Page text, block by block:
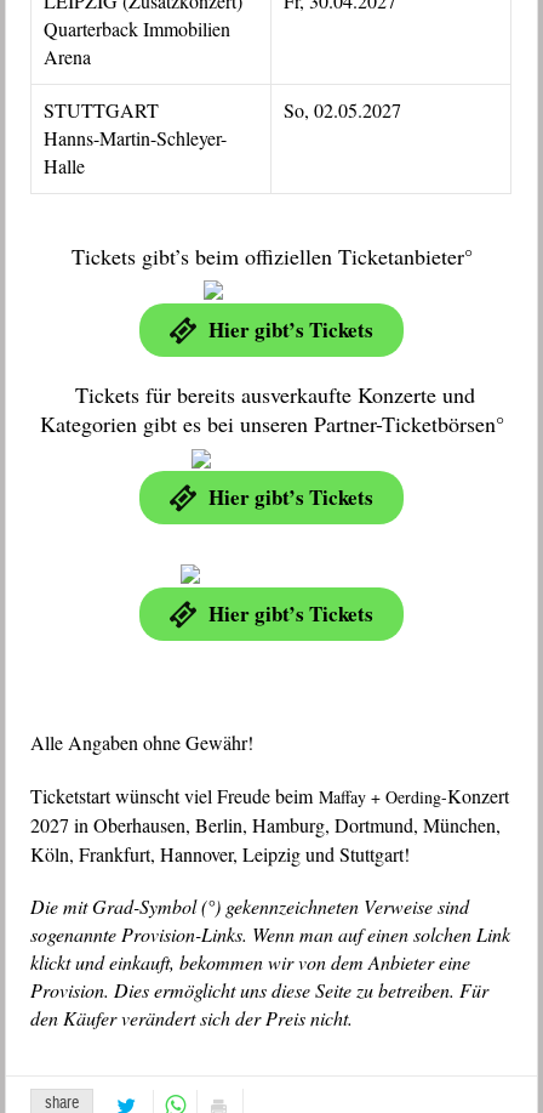
Quarterback Immobilien
Arena
STUTTGART
Hanns-Martin-Schleyer-
Halle
So, 02.05.2027
Tickets gibt’s beim offiziellen Ticketanbieter°
Hier gibt’s Tickets
Tickets für bereits ausverkaufte Konzerte und
Kategorien gibt es bei unseren Partner-Ticketbörsen°
Hier gibt’s Tickets
Hier gibt’s Tickets
Alle Angaben ohne Gewähr!
Ticketstart wünscht viel Freude beimMaffay + Oerding-Konzert
2027 in Oberhausen, Berlin, Hamburg, Dortmund, München,
Köln, Frankfurt, Hannover, Leipzig und Stuttgart!
Die mit Grad-Symbol (°) gekennzeichneten Verweise sind
sogenannte Provision-Links. Wenn man auf einen solchen Link
klickt und einkauft, bekommen wir von dem Anbieter eine
Provision. Dies ermöglicht uns diese Seite zu betreiben. Für
den Käufer verändert sich der Preis nicht.
share